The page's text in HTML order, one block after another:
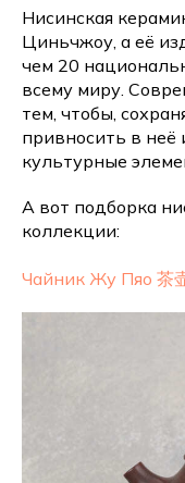
Нисинская
Циньчжоу, а её
чем 20
всему миру.
тем, чтобы,
привносить в неё
культурные
А вот подборка
коллекции:
Чайник Жу Пяо 茶